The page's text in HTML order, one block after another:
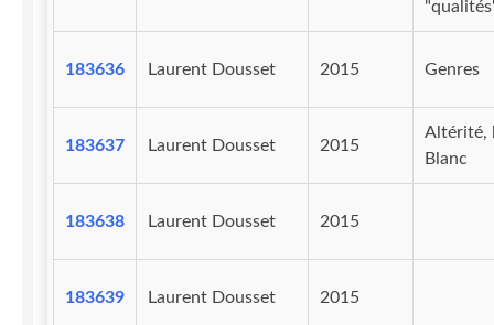
183636 Laurent Dousset 2015 Genres
183637 Laurent Dousset 2015
Altérité,
Blanc
183638 Laurent Dousset 2015
183639 Laurent Dousset 2015